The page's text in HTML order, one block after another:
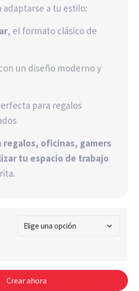
adaptarse a tu estilo:
, el formato clásico de
un diseño moderno y
para regalos
regalos, oficinas, gamers
tu espacio de trabajo
Crear ahora